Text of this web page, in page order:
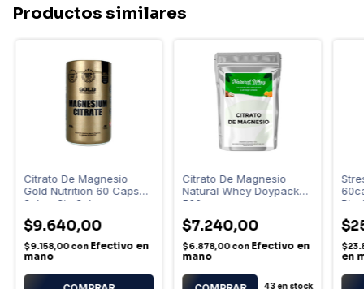
Productos similares
Citrato De Magnesio
Gold Nutrition 60 Caps
Sabor Sin Sabor
$9.640,00
$9.158,00con Efectivo en
mano
Citrato De Magnesio
Natural Whey Doypack
500g
$7.240,00
$6.878,00con Efectivo en
mano
43en stock
en